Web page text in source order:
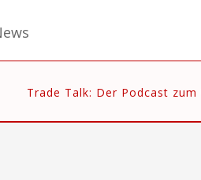
Trade Talk: Der Podcast zum